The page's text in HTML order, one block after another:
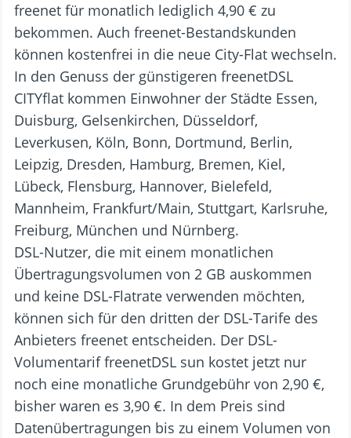
freenet für monatlich lediglich 4,90 € zu
bekommen. Auch freenet-Bestandskunden
können kostenfrei in die neue City-Flat wechseln.
In den Genuss der günstigeren freenetDSL
CITYflat kommen Einwohner der Städte Essen,
Duisburg, Gelsenkirchen, Düsseldorf,
Leverkusen, Köln, Bonn, Dortmund, Berlin,
Leipzig, Dresden, Hamburg, Bremen, Kiel,
Lübeck, Flensburg, Hannover, Bielefeld,
Mannheim, Frankfurt/Main, Stuttgart, Karlsruhe,
Freiburg, München und Nürnberg.
DSL-Nutzer, die mit einem monatlichen
Übertragungsvolumen von 2 GB auskommen
und keine DSL-Flatrate verwenden möchten,
können sich für den dritten der DSL-Tarife des
Anbieters freenet entscheiden. Der DSL-
Volumentarif freenetDSL sun kostet jetzt nur
noch eine monatliche Grundgebühr von 2,90 €,
bisher waren es 3,90 €. In dem Preis sind
Datenübertragungen bis zu einem Volumen von